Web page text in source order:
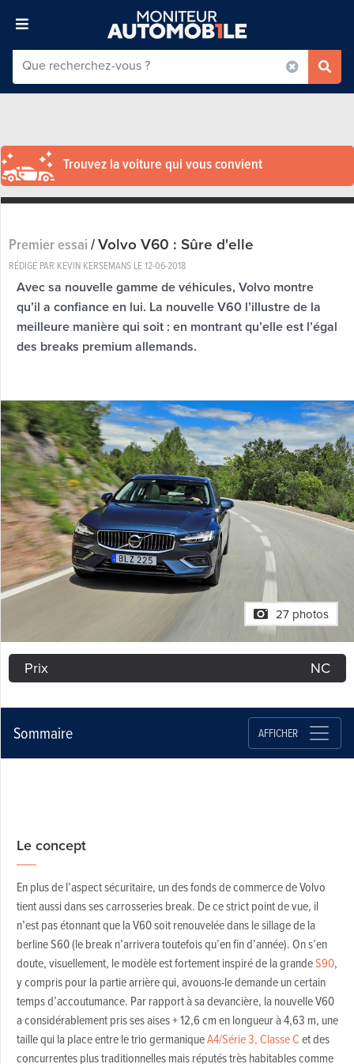
Trouvez la voiture qui vous convient
Premier essai/Volvo V60 : Sûre d'elle
RÉDIGÉ PAR KEVIN KERSEMANS LE12-06-2018
Avec sa nouvelle gamme de véhicules, Volvo montre
qu’il a confiance en lui. La nouvelle V60 l’illustre de la
meilleure manière qui soit : en montrant qu’elle est l’égal
des breaks premium allemands.
27 photos
Prix NC
Sommaire AFFICHER
Le concept
En plus de l’aspect sécuritaire, un des fonds de commerce de Volvo
tient aussi dans ses carrosseries break. De ce strict point de vue, il
n’est pas étonnant que la V60 soit renouvelée dans le sillage de la
berline S60 (le break n’arrivera toutefois qu’en fin d’année). On s’en
doute, visuellement, le modèle est fortement inspiré de la grandeS90,
y compris pour la partie arrière qui, avouons-le demande un certain
temps d’accoutumance. Par rapport à sa devancière, la nouvelle V60
a considérablement pris ses aises + 12,6 cm en longueur à 4,63 m, une
taille qui la place entre le trio germaniqueA4/Série 3, Classe Cet des
concurrentes plus traditionnelles mais réputés très habitables comme